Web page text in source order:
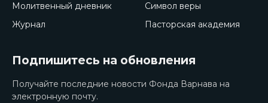
Молитвенный дневник
Журнал
Символ веры
Пасторская академия
Подпишитесь на обновления
Получайте последние новости Фонда Варнава на
электронную почту.